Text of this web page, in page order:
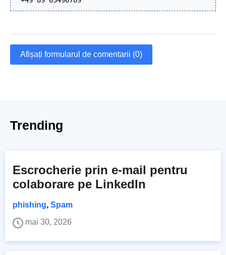
Afișați formularul de comentarii (0)
Trending
Escrocherie prin e-mail pentru
colaborare pe LinkedIn
phishing, Spam
mai 30, 2026